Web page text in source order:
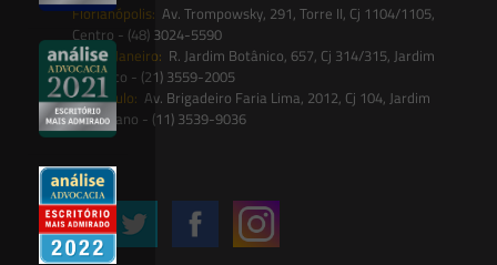
Florianópolis: Av. Trompowsky, 291, Torre II, Cj 1104/1105,
Centro - (48) 3024-5590
Rio de Janeiro: R. Jardim Botânico, 657, Cj 314/315, Jardim
Botânico - (21) 3559-2005
São Paulo: Av. Brigadeiro Faria Lima, 2012, Cj 104, Jardim
Paulistano - (11) 3539-9036
Siga-nos